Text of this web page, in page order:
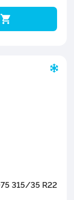
315/35 R22